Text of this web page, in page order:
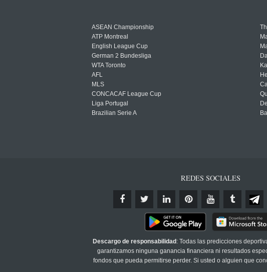
ASEAN Championship
ATP Montreal
English League Cup
German 2 Bundesliga
WTA Toronto
AFL
MLS
CONCACAF League Cup
Liga Portugal
Brazilian Serie A
REDES SOCIALES
Descargo de responsabilidad : Todas las predicciones
garantizamos ninguna ganancia financiera ni resultados
fondos que pueda permitirse perder. Si usted o alguien que